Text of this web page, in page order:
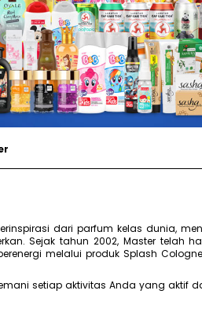
dari parfum kelas dunia,
Sejak tahun 2002, Master telah
melalui produk Splash
setiap aktivitas Anda yang aktif